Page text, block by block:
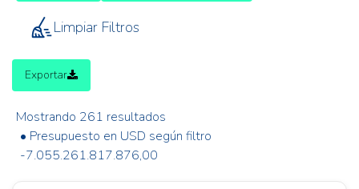
Limpiar Filtros
Exportar
Mostrando 261 resultados
• Presupuesto en USD según filtro
-7.055.261.817.876,00